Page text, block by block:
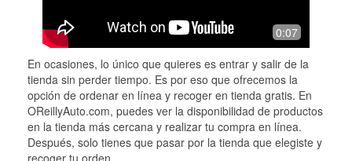
0:07
En ocasiones, lo único que quieres es entrar y salir de la
tienda sin perder tiempo. Es por eso que ofrecemos la
opción de ordenar en línea y recoger en tienda gratis. En
OReillyAuto.com, puedes ver la disponibilidad de productos
en la tienda más cercana y realizar tu compra en línea.
Después, solo tienes que pasar por la tienda que elegiste y
recoger tu orden.